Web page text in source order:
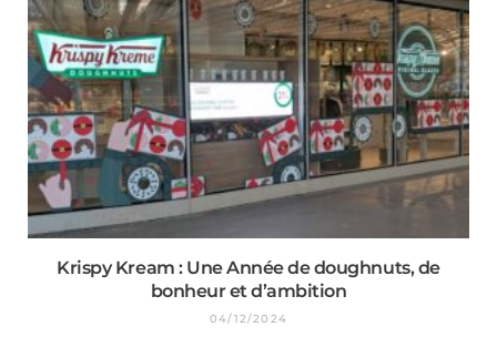
Krispy Kream : Une Année de doughnuts, de
bonheur et d’ambition
04/12/2024